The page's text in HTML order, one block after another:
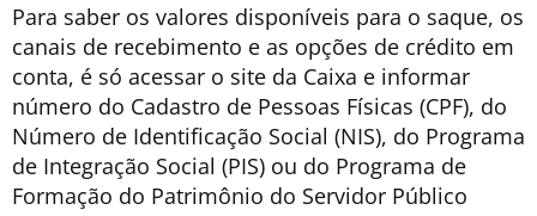
Para saber os valores disponíveis para o saque, os
canais de recebimento e as opções de crédito em
conta, é só acessar o site da Caixa e informar
número do Cadastro de Pessoas Físicas (CPF), do
Número de Identificação Social (NIS), do Programa
de Integração Social (PIS) ou do Programa de
Formação do Patrimônio do Servidor Público